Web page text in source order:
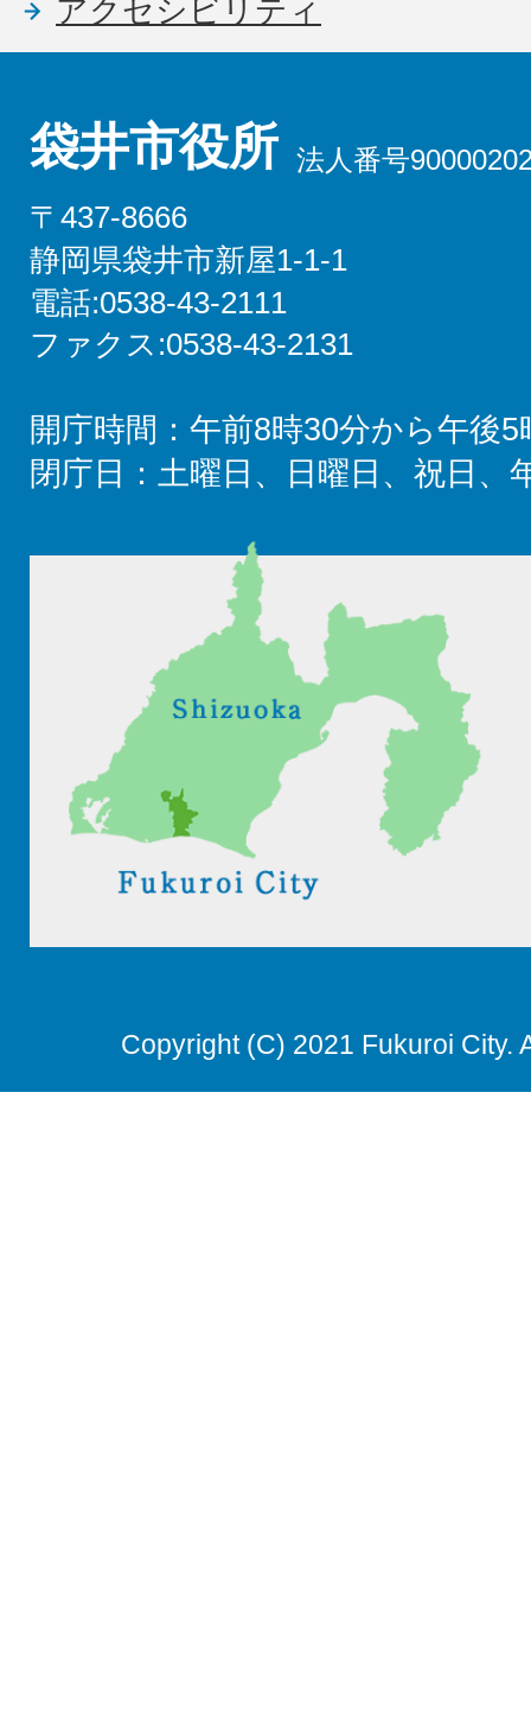
アクセシビリティ
袋井市役所 法人番号
〒437-8666
静岡県袋井市新屋1-1-1
電話:0538-43-2111
ファクス:0538-43-2131
開庁時間：午前8時30分から午後5
閉庁日：土曜日、日曜日、祝日、
Copyright (C) 2021 Fukuroi City.